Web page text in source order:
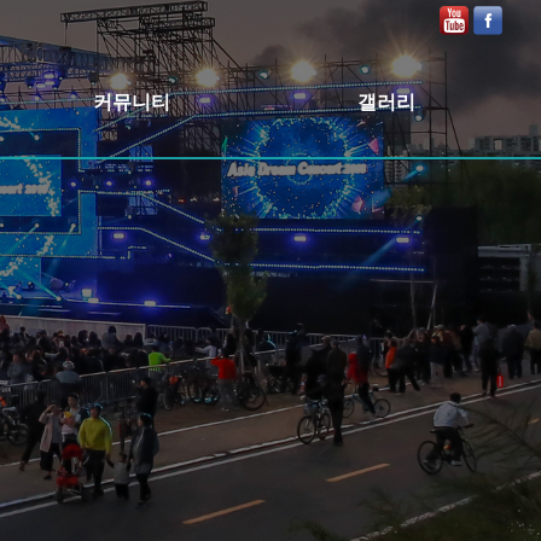
커뮤니티
공지사항
보도자료
갤러리
2025
2024
2022
2020